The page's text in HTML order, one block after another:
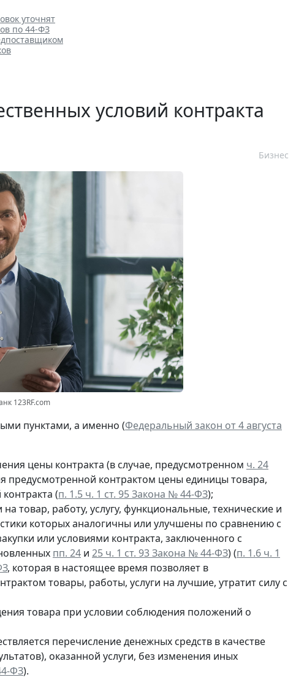
уточнят
по 44-ФЗ
условий контракта
Бизнес
123RF.com
пунктами, а именно (Федеральный закон от 4 августа
цены контракта (в случае, предусмотренном ч. 24
предусмотренной контрактом цены единицы товара,
(п. 1.5 ч. 1 ст. 95 Закона № 44-ФЗ);
товар, работу, услугу, функциональные, технические и
которых аналогичны или улучшены по сравнению с
или условиями контракта, заключенного с
пп. 24 и 25 ч. 1 ст. 93 Закона № 44-ФЗ) (п. 1.6 ч. 1
, которая в настоящее время позволяет в
товары, работы, услуги на лучшие, утратит силу с
товара при условии соблюдения положений о
перечисление денежных средств в качестве
оказанной услуги, без изменения иных
ФЗ).